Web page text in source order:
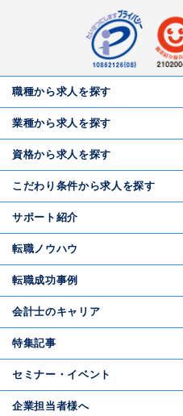
職種から求人を探す
業種から求人を探す
資格から求人を探す
こだわり条件から求人を探す
サポート紹介
転職ノウハウ
転職成功事例
会計士のキャリア
特集記事
セミナー・イベント
企業担当者様へ